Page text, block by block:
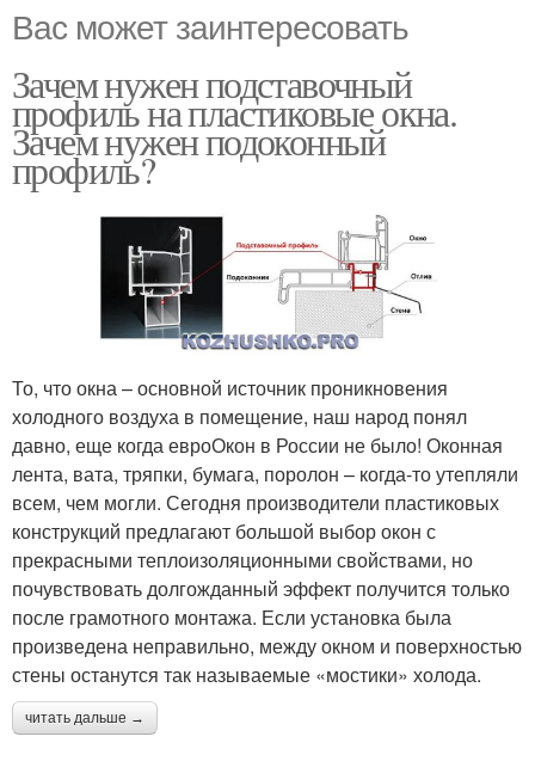
Вас может заинтересовать
Зачем нужен подставочный
профиль на пластиковые окна.
Зачем нужен подоконный
профиль?
То, что окна – основной источник проникновения
холодного воздуха в помещение, наш народ понял
давно, еще когда евроОкон в России не было! Оконная
лента, вата, тряпки, бумага, поролон – когда-то утепляли
всем, чем могли. Сегодня производители пластиковых
конструкций предлагают большой выбор окон с
прекрасными теплоизоляционными свойствами, но
почувствовать долгожданный эффект получится только
после грамотного монтажа. Если установка была
произведена неправильно, между окном и поверхностью
стены останутся так называемые «мостики» холода.
читать дальше →